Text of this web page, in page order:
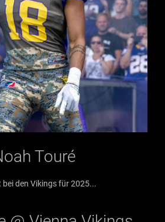
Touré
bei den Vikings für 2025...